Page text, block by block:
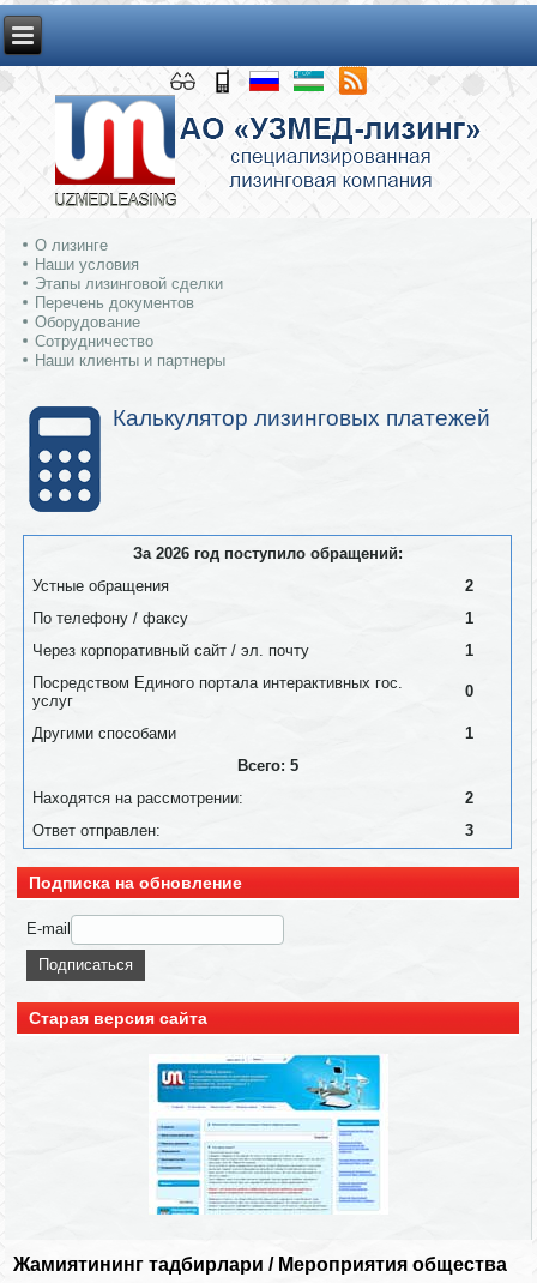
О лизинге
Наши условия
Этапы лизинговой сделки
Перечень документов
Оборудование
Сотрудничество
Наши клиенты и партнеры
Калькулятор лизинговых платежей
За 2026 год поступило обращений:
Устные обращения
2
По телефону / факсу
1
Через корпоративный сайт / эл. почту
1
Посредством Единого портала интерактивных гос.
услуг
0
Другими способами
1
Всего: 5
Находятся на рассмотрении:
2
Ответ отправлен:
3
Подписка на обновление
E-mail
Старая версия сайта
Жамиятининг тадбирлари / Мероприятия общества